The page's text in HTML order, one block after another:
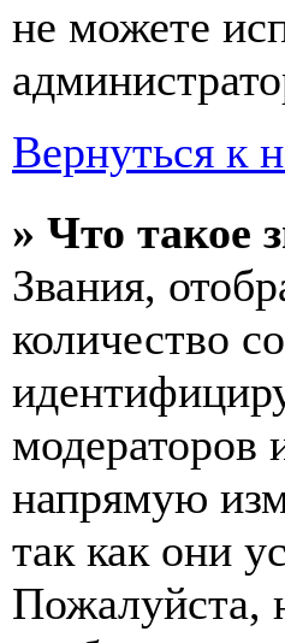
не можете
Вернуться к
» Что такое
Звания,
количество
модераторов
напрямую
так как они
Пожалуйста,